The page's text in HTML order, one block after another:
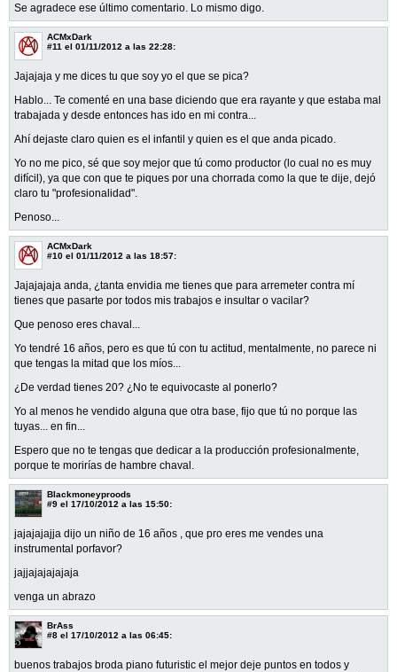
Se agradece ese último comentario. Lo mismo digo.
ACMxDark
#11 el 01/11/2012 a las 22:28:
Jajajaja y me dices tu que soy yo el que se pica?
Hablo... Te comenté en una base diciendo que era rayante y que estaba mal
trabajada y desde entonces has ido en mi contra...
Ahí dejaste claro quien es el infantil y quien es el que anda picado.
Yo no me pico, sé que soy mejor que tú como productor (lo cual no es muy
difícil), ya que con que te piques por una chorrada como la que te dije, dejó
claro tu "profesionalidad".
Penoso...
ACMxDark
#10 el 01/11/2012 a las 18:57:
Jajajajaja anda, ¿tanta envidia me tienes que para arremeter contra mí
tienes que pasarte por todos mis trabajos e insultar o vacilar?
Que penoso eres chaval...
Yo tendré 16 años, pero es que tú con tu actitud, mentalmente, no parece ni
que tengas la mitad que los míos...
¿De verdad tienes 20? ¿No te equivocaste al ponerlo?
Yo al menos he vendido alguna que otra base, fijo que tú no porque las
tuyas... en fin...
Espero que no te tengas que dedicar a la producción profesionalmente,
porque te morirías de hambre chaval.
Blackmoneyproods
#9 el 17/10/2012 a las 15:50:
jajajajajja dijo un niño de 16 años , que pro eres me vendes una
instrumental porfavor?
jajjajajajajaja
venga un abrazo
BrAss
#8 el 17/10/2012 a las 06:45:
buenos trabajos broda piano futuristic el mejor deje puntos en todos y